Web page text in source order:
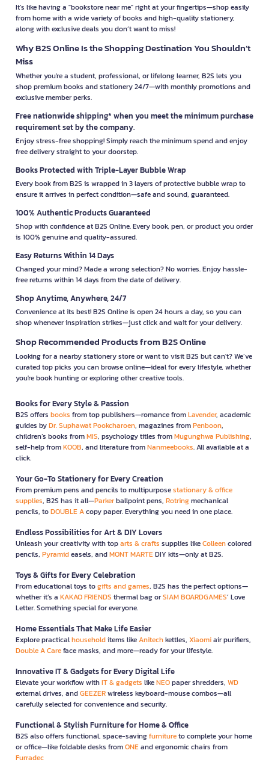
It’s like having a "bookstore near me" right at your fingertips—shop easily
from home with a wide variety of books and high-quality stationery,
along with exclusive deals you don’t want to miss!
Why B2S Online Is the Shopping Destination You Shouldn’t
Miss
Whether you're a student, professional, or lifelong learner, B2S lets you
shop premium books and stationery 24/7—with monthly promotions and
exclusive member perks.
Free nationwide shipping* when you meet the minimum purchase
requirement set by the company.
Enjoy stress-free shopping! Simply reach the minimum spend and enjoy
free delivery straight to your doorstep.
Books Protected with Triple-Layer Bubble Wrap
Every book from B2S is wrapped in 3 layers of protective bubble wrap to
ensure it arrives in perfect condition—safe and sound, guaranteed.
100% Authentic Products Guaranteed
Shop with confidence at B2S Online. Every book, pen, or product you order
is 100% genuine and quality-assured.
Easy Returns Within 14 Days
Changed your mind? Made a wrong selection? No worries. Enjoy hassle-
free returns within 14 days from the date of delivery.
Shop Anytime, Anywhere, 24/7
Convenience at its best! B2S Online is open 24 hours a day, so you can
shop whenever inspiration strikes—just click and wait for your delivery.
Shop Recommended Products from B2S Online
Looking for a nearby stationery store or want to visit B2S but can't? We’ve
curated top picks you can browse online—ideal for every lifestyle, whether
you're book hunting or exploring other creative tools.
Books for Every Style & Passion
B2S offers books from top publishers—romance fromLavender, academic
guides byDr. Suphawat Pookcharoen, magazines fromPenboon,
children’s books fromMIS, psychology titles fromMugunghwa Publishing,
self-help fromKOOB, and literature fromNanmeebooks. All available at a
click.
Your Go-To Stationery for Every Creation
From premium pens and pencils to multipurposestationary & office
supplies, B2S has it all—Parkerballpoint pens, Rotringmechanical
pencils, toDOUBLE Acopy paper. Everything you need in one place.
Endless Possibilities for Art & DIY Lovers
Unleash your creativity with toparts & crafts supplies likeColleencolored
pencils, Pyramideasels, andMONT MARTEDIY kits—only at B2S.
Toys & Gifts for Every Celebration
From educational toys togifts and games, B2S has the perfect options—
whether it’s a KAKAO FRIENDS thermal bag orSIAM BOARDGAMES’ Love
Letter. Something special for everyone.
Home Essentials That Make Life Easier
Explore practicalhouseholditems likeAnitechkettles, Xiaomiair purifiers,
Double A Careface masks, and more—ready for your lifestyle.
Innovative IT & Gadgets for Every Digital Life
Elevate your workflow withIT & gadgets likeNEOpaper shredders, WD
external drives, andGEEZERwireless keyboard-mouse combos—all
carefully selected for convenience and security.
Functional & Stylish Furniture for Home & Office
B2S also offers functional, space-savingfurnitureto complete your home
or office—like foldable desks fromONEand ergonomic chairs from
Furradec